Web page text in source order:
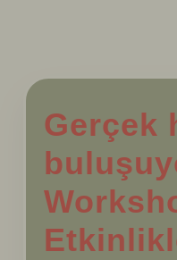
Gerçek